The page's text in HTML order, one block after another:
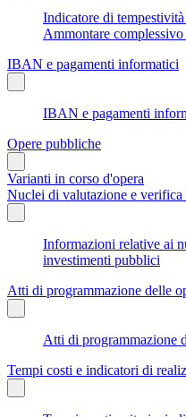
Indicatore di
Ammontare
IBAN e pagamenti informatici
IBAN e pagamenti
Opere pubbliche
Varianti in corso d'opera
Nuclei di valutazione e
Informazioni relative ai
investimenti pubblici
Atti di programmazione delle
Atti di programmazione
Tempi costi e indicatori di